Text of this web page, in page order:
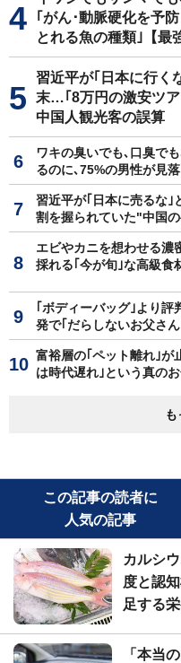
｢がん･動脈硬化を予
とれる魚の種類｣【最
習近平が｢日本に行く
末…｢8万円の激安ツ
中国人観光客の誤算
ワキの臭いでも､口臭で
るのに､75%の男性が見
習近平が｢日本に売るな
割を握られていた"中国
エビやカニを想わせる
採れる｢今が旬｣な高級食
｢ボディーバッグ｣より
発で｢だらしないお父さ
富裕層の｢ペット離れ｣
は時代遅れ｣という真の
も
この記事の読者に
人気の記事
カルシ
度と認
足する
「本当